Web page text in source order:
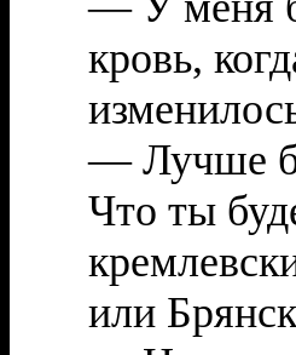
кровь,
— Лучше
Что ты
или